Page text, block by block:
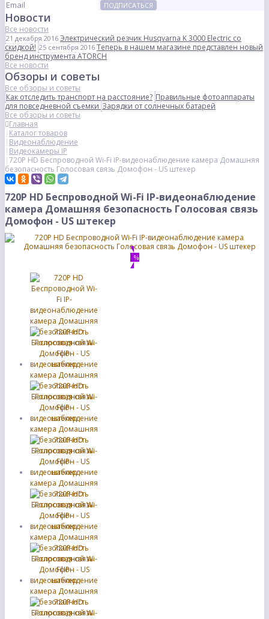
ПОДПИСАТЬСЯ
Новости
Все новости
21 декабря 2016 Электрический резчик Husqvarna K 3000 Electric со
скидкой! 25 сентября 2016 Теперь в нашем магазине представлен новый
бренд инструмента ATORCH
Все новости
Обзоры и советы
Все обзоры и советы
Как отследить транспорт на расстояние? Правильные фотоаппараты
для повседневной съемкиЗарядки от солнечных батарей
Все обзоры и советы
Главная
Каталог товаров
Видеонаблюдение
Видеокамеры IP
720P HD Беспроводной Wi-Fi IP-видеонаблюдение камера Домашняя
безопасность Голосовая связь Домофон - US штекер
720P HD Беспроводной Wi-Fi IP-видеонаблюдение
камера Домашняя безопасность Голосовая связь
Домофон - US штекер
%